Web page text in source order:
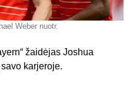
Weber nuotr.
žaidėjas Joshua
karjeroje.